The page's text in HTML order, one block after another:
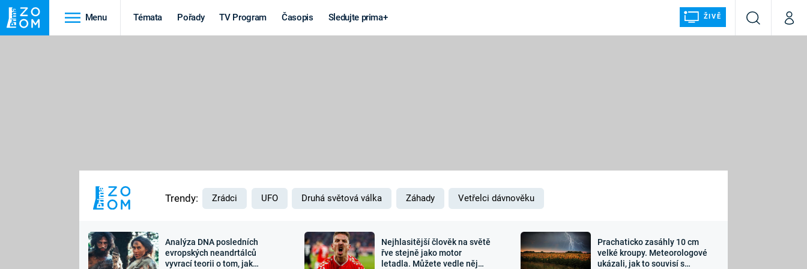
Menu Témata Pořady TV Program Časopis Sledujte prima+ ŽIVĚ
VyhledáváníMůj
MARS
Výročí
Záhady a
Zajímavosti Sledujte nás
Trendy: Zrádci UFO Druhá světová válka Záhady Vetřelci dávnověku
Analýza DNA posledních
evropských neandrtálců
vyvrací teorii o tom, jak
Nejhlasitější člověk na světě
řve stejně jako motor
letadla. Můžete vedle něj
Prachaticko zasáhly 10 cm
velké kroupy. Meteorologové
ukázali, jak to souvisí s